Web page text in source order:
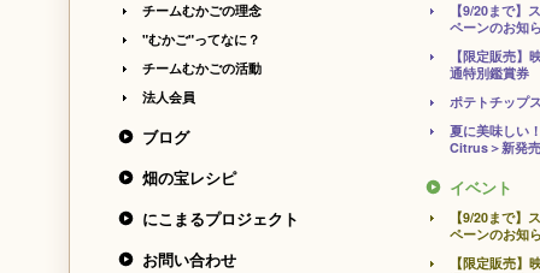
チームむかごの理念
"むかご"ってなに？
チームむかごの活動
法人会員
ブログ
畑の宝レシピ
にこまるプロジェクト
お問い合わせ
【9/20まで】
ペーンのお知
【限定販売】
通特別鑑賞券
ポテトチップ
夏に美味しい
Citrus＞新発
イベント
【9/20まで】
ペーンのお知
【限定販売】